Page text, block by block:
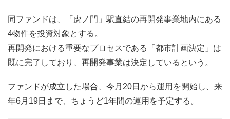
同ファンドは、「虎ノ門」駅直結の再開発事業地内にある
4物件を投資対象とする。
再開発における重要なプロセスである「都市計画決定」は
既に完了しており、再開発事業は決定しているという。
ファンドが成立した場合、今月20日から運用を開始し、来
年6月19日まで、ちょうど1年間の運用を予定する。